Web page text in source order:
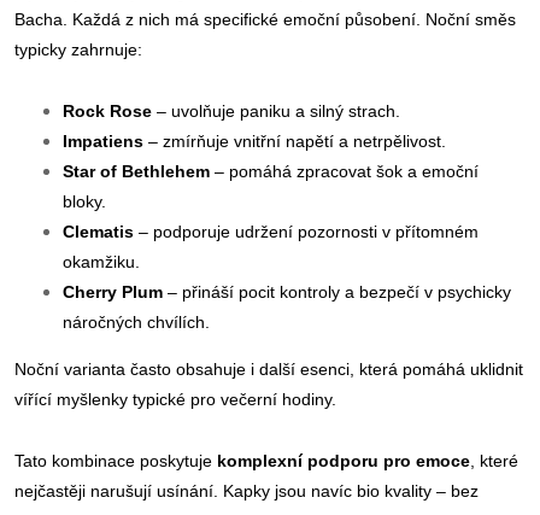
Bacha. Každá z nich má specifické emoční působení. Noční směs
typicky zahrnuje:
Rock Rose – uvolňuje paniku a silný strach.
Impatiens – zmírňuje vnitřní napětí a netrpělivost.
Star of Bethlehem – pomáhá zpracovat šok a emoční
bloky.
Clematis – podporuje udržení pozornosti v přítomném
okamžiku.
Cherry Plum – přináší pocit kontroly a bezpečí v psychicky
náročných chvílích.
Noční varianta často obsahuje i další esenci, která pomáhá uklidnit
vířící myšlenky typické pro večerní hodiny.
Tato kombinace poskytuje komplexní podporu pro emoce , které
nejčastěji narušují usínání. Kapky jsou navíc bio kvality – bez